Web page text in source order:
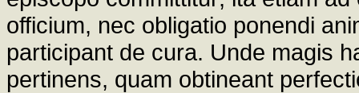
officium, nec obligatio ponendi
participant de cura. Unde magis
pertinens, quam obtineant